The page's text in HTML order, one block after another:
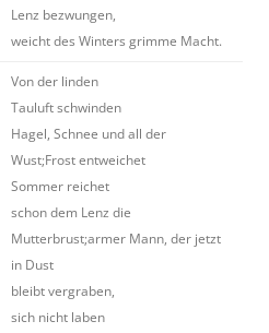
Lenz bezwungen,
weicht des Winters grimme Macht.
Von der linden
Tauluft schwinden
Hagel, Schnee und all der
Wust;Frost entweichet
Sommer reichet
schon dem Lenz die
Mutterbrust;armer Mann, der jetzt
in Dust
bleibt vergraben,
sich nicht laben